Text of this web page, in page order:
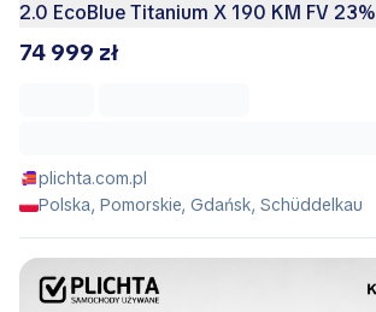
2.0 EcoBlue Titanium X 190 KM FV 23%
74 999 zł
plichta.com.pl
Polska, Pomorskie, Gdańsk, Schüddelkau